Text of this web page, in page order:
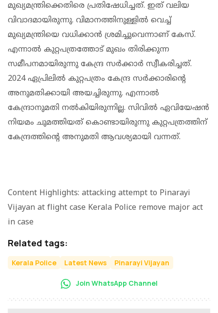
മുഖ്യമന്ത്രിക്കെതിരെ പ്രതിഷേധിച്ചത്. ഇത് വലിയ
വിവാദമായിരുന്നു. വിമാനത്തിനുള്ളില്‍ വെച്ച്
മുഖ്യമന്ത്രിയെ വധിക്കാന്‍ ശ്രമിച്ചുവെന്നാണ് കേസ്.
എന്നാല്‍ കുറ്റപത്രത്തോട് മുഖം തിരിക്കുന്ന
സമീപനമായിരുന്നു കേന്ദ്ര സര്‍ക്കാര്‍ സ്വീകരിച്ചത്.
2024 ഏപ്രിലില്‍ കുറ്റപത്രം കേന്ദ്ര സര്‍ക്കാരിന്റെ
അനുമതിക്കായി അയച്ചിരുന്നു. എന്നാല്‍
കേന്ദ്രാനുമതി നല്‍കിയിരുന്നില്ല. സിവില്‍ ഏവിയേഷന്‍
നിയമം ചുമത്തിയത് കൊണ്ടായിരുന്നു കുറ്റപത്രത്തിന്
കേന്ദ്രത്തിന്റെ അനുമതി ആവശ്യമായി വന്നത്.
Content Highlights: attacking attempt to Pinarayi
Vijayan at flight case Kerala Police remove major act
in case
Related tags:
Kerala Police Latest News Pinarayi Vijayan
Join WhatsApp Channel